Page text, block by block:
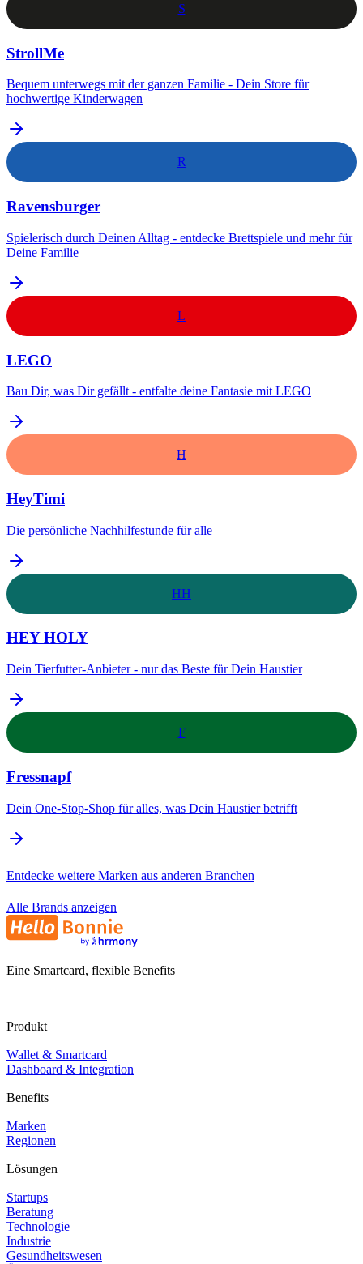
S
StrollMe
Bequem unterwegs mit der ganzen Familie - Dein Store für
hochwertige Kinderwagen
R
Ravensburger
Spielerisch durch Deinen Alltag - entdecke Brettspiele und mehr für
Deine Familie
L
LEGO
Bau Dir, was Dir gefällt - entfalte deine Fantasie mit LEGO
H
HeyTimi
Die persönliche Nachhilfestunde für alle
HH
HEY HOLY
Dein Tierfutter-Anbieter - nur das Beste für Dein Haustier
F
Fressnapf
Dein One-Stop-Shop für alles, was Dein Haustier betrifft
Entdecke weitere Marken aus anderen Branchen
Alle Brands anzeigen
Eine Smartcard, flexible Benefits
Produkt
Wallet & Smartcard
Dashboard & Integration
Benefits
Marken
Regionen
Lösungen
Startups
Beratung
Technologie
Industrie
Gesundheitswesen